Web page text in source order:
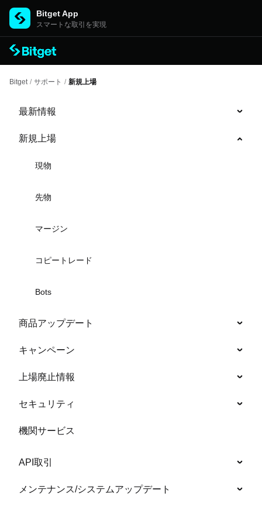
Bitget App
スマートな取引を実現
Bitget / サポート / 新規上場
最新情報
新規上場
現物
先物
マージン
コピートレード
Bots
商品アップデート
キャンペーン
上場廃止情報
セキュリティ
機関サービス
API取引
メンテナンス/システムアップデート